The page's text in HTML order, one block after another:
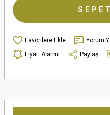
Yorum
Fiyatı Alarmı
Paylaş